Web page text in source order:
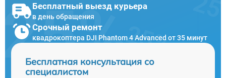
Бесплатный выезд курьера
в день обращения
Срочный ремонт
квадрокоптера DJI Phantom 4 Advanced от 35 минут
Бесплатная консультация со
специалистом